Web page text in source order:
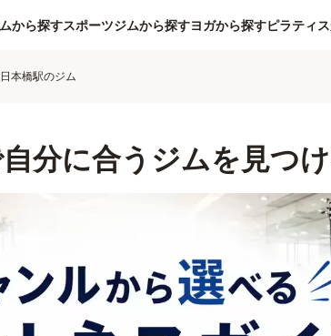
から探すスポーツジムから探すヨガから探すピラティ
本橋駅のジム
分に合うジムを見つ